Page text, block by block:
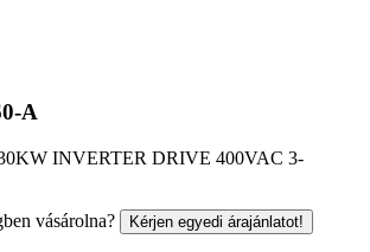
A
INVERTER DRIVE 400VAC 3-
vásárolna? Kérjen egyedi árajánlatot!